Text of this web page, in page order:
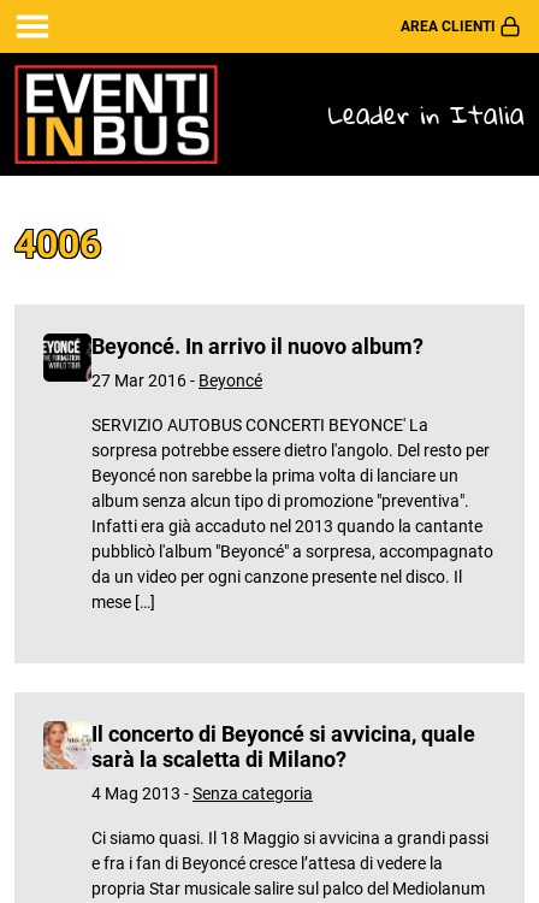
AREA CLIENTI
Leader in Italia
4006
Beyoncé. In arrivo il nuovo album?
27 Mar 2016 - Beyoncé
SERVIZIO AUTOBUS CONCERTI BEYONCE' La
sorpresa potrebbe essere dietro l'angolo. Del resto per
Beyoncé non sarebbe la prima volta di lanciare un
album senza alcun tipo di promozione "preventiva".
Infatti era già accaduto nel 2013 quando la cantante
pubblicò l'album "Beyoncé" a sorpresa, accompagnato
da un video per ogni canzone presente nel disco. Il
mese […]
Il concerto di Beyoncé si avvicina, quale
sarà la scaletta di Milano?
4 Mag 2013 -Senza categoria
Ci siamo quasi. Il 18 Maggio si avvicina a grandi passi
e fra i fan di Beyoncé cresce l’attesa di vedere la
propria Star musicale salire sul palco del Mediolanum